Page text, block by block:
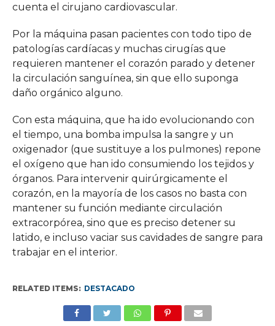
cuenta el cirujano cardiovascular.
Por la máquina pasan pacientes con todo tipo de
patologías cardíacas y muchas cirugías que
requieren mantener el corazón parado y detener
la circulación sanguínea, sin que ello suponga
daño orgánico alguno.
Con esta máquina, que ha ido evolucionando con
el tiempo, una bomba impulsa la sangre y un
oxigenador (que sustituye a los pulmones) repone
el oxígeno que han ido consumiendo los tejidos y
órganos. Para intervenir quirúrgicamente el
corazón, en la mayoría de los casos no basta con
mantener su función mediante circulación
extracorpórea, sino que es preciso detener su
latido, e incluso vaciar sus cavidades de sangre para
trabajar en el interior.
RELATED ITEMS: DESTACADO